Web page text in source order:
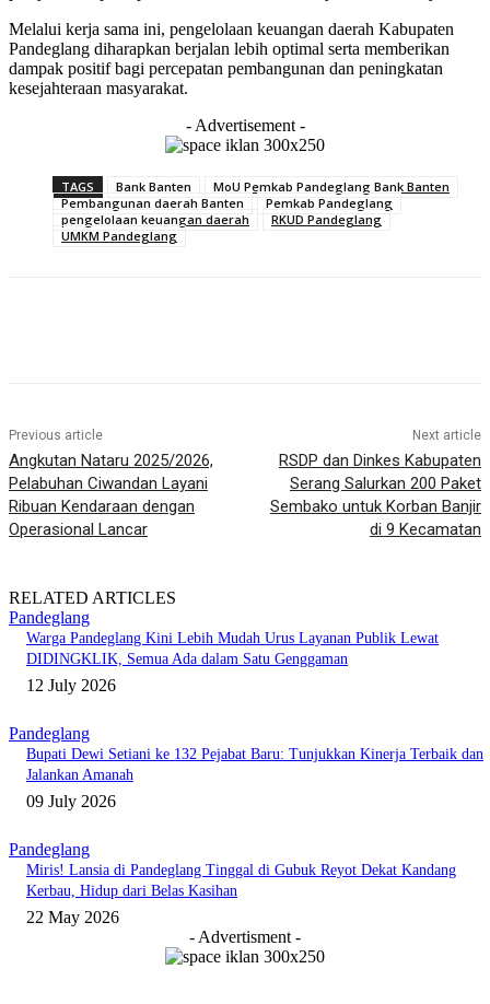
Melalui kerja sama ini, pengelolaan keuangan daerah Kabupaten
Pandeglang diharapkan berjalan lebih optimal serta memberikan
dampak positif bagi percepatan pembangunan dan peningkatan
kesejahteraan masyarakat.
- Advertisement -
TAGS Bank Banten
MoU Pemkab Pandeglang Bank Banten
Pembangunan daerah Banten
Pemkab Pandeglang
pengelolaan keuangan daerah
RKUD Pandeglang
UMKM Pandeglang
Previous article
Angkutan Nataru 2025/2026,
Pelabuhan Ciwandan Layani
Ribuan Kendaraan dengan
Operasional Lancar
Next article
RSDP dan Dinkes Kabupaten
Serang Salurkan 200 Paket
Sembako untuk Korban Banjir
di 9 Kecamatan
RELATED ARTICLES
Pandeglang
Warga Pandeglang Kini Lebih Mudah Urus Layanan Publik Lewat
DIDINGKLIK, Semua Ada dalam Satu Genggaman
12 July 2026
Pandeglang
Bupati Dewi Setiani ke 132 Pejabat Baru: Tunjukkan Kinerja Terbaik dan
Jalankan Amanah
09 July 2026
Pandeglang
Miris! Lansia di Pandeglang Tinggal di Gubuk Reyot Dekat Kandang
Kerbau, Hidup dari Belas Kasihan
22 May 2026
- Advertisment -